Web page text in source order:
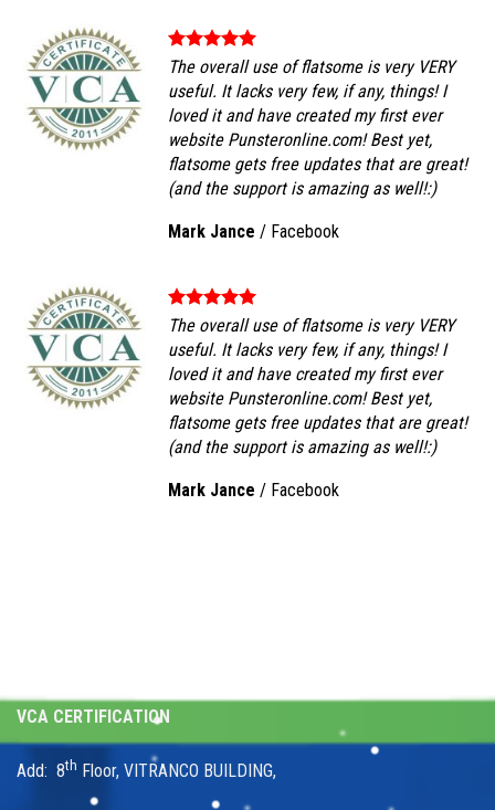
The overall use of flatsome is very VERY
useful. It lacks very few, if any, things! I
loved it and have created my first ever
website Punsteronline.com! Best yet,
flatsome gets free updates that are great!
(and the support is amazing as well!:)
Mark Jance / Facebook
The overall use of flatsome is very VERY
useful. It lacks very few, if any, things! I
loved it and have created my first ever
website Punsteronline.com! Best yet,
flatsome gets free updates that are great!
(and the support is amazing as well!:)
Mark Jance / Facebook
VCA CERTIFICATION
Add: 8th Floor, VITRANCO BUILDING,